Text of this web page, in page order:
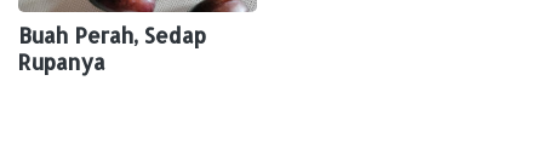
Buah Perah, Sedap
Rupanya